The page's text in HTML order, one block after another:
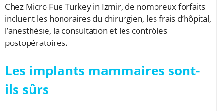
Chez Micro Fue Turkey in Izmir, de nombreux forfaits
incluent les honoraires du chirurgien, les frais d’hôpital,
l’anesthésie, la consultation et les contrôles
postopératoires.
Les implants mammaires sont-
ils sûrs